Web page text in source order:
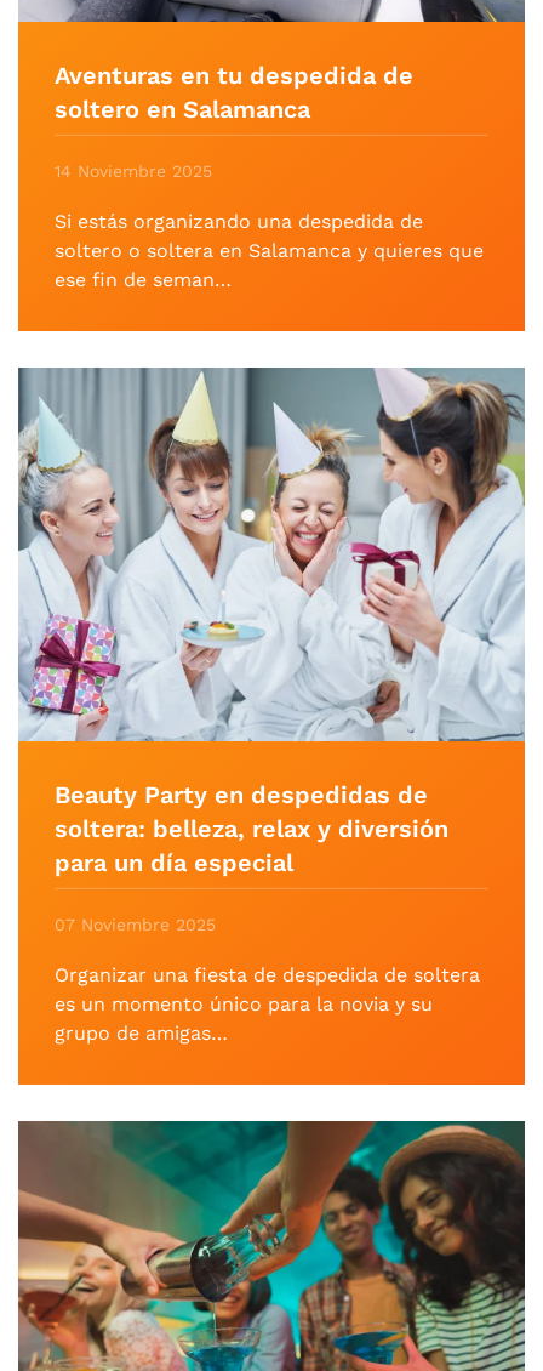
Aventuras en tu despedida de
soltero en Salamanca
14 Noviembre 2025
Si estás organizando una despedida de
soltero o soltera en Salamanca y quieres que
ese fin de seman…
Beauty Party en despedidas de
soltera: belleza, relax y diversión
para un día especial
07 Noviembre 2025
Organizar una fiesta de despedida de soltera
es un momento único para la novia y su
grupo de amigas…